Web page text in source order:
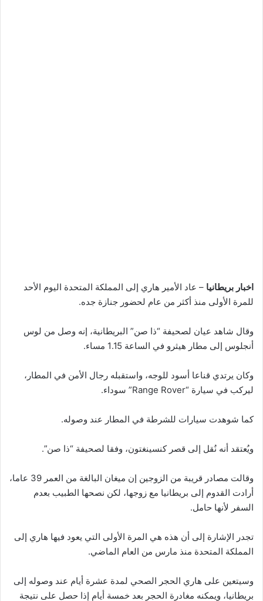
اخبار بريطانيا – عاد الأمير هاري إلى المملكة المتحدة اليوم الأحد
للمرة الأولى منذ أكثر من عام لحضور جنازة جده.
وقال شاهد عيان لصحيفة “ذا صن” البريطانية، إنه وصل من لوس
أنجلوس إلى مطار هيثرو في الساعة 1.15 مساء.
وكان يرتدي قناعا أسود للوجه، واستقبله رجال الأمن في المطار،
ليركب في سيارة “Range Rover” سوداء.
كما شوهدت سيارات للشرطة في المطار عند وصوله.
ويُعتقد أنه نُقل إلى قصر كنسينغتون، وفقا لصحيفة “ذا صن”.
وقالت مصادر قريبة من الزوجين إن ميغان البالغة من العمر 39 عاما،
أرادت القدوم إلى بريطانيا مع زوجها، لكن نصحها الطبيب بعدم
السفر لأنها حامل.
تجدر الإشارة إلى أن هذه هي المرة الأولى التي يعود فيها هاري إلى
المملكة المتحدة منذ مارس من العام الماضي.
وسيتعين على هاري الحجر الصحي لمدة عشرة أيام عند وصوله إلى
بريطانيا، ويمكنه مغادرة الحجر بعد خمسة أيام إذا حصل على نتيجة